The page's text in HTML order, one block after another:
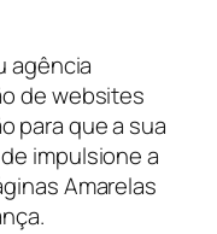
agência
de websites
para que a sua
impulsione a
Amarelas